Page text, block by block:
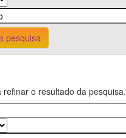
pesquisa
refinar o resultado da pesquisa.